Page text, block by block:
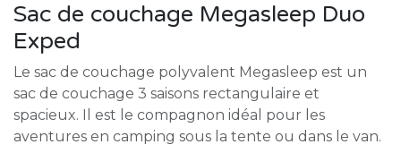
Sac de couchage Megasleep Duo
Exped
Le sac de couchage polyvalent Megasleep est un
sac de couchage 3 saisons rectangulaire et
spacieux. Il est le compagnon idéal pour les
aventures en camping sous la tente ou dans le van.